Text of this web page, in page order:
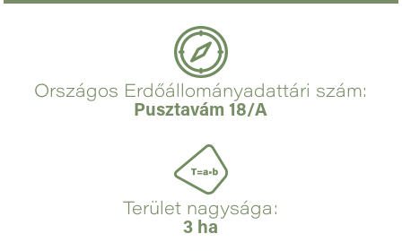
Országos Erdőállományadattári szám:
Pusztavám 18/A
Terület nagysága:
3 ha